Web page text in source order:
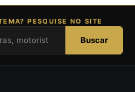
PESQUISE NO SITE
Buscar